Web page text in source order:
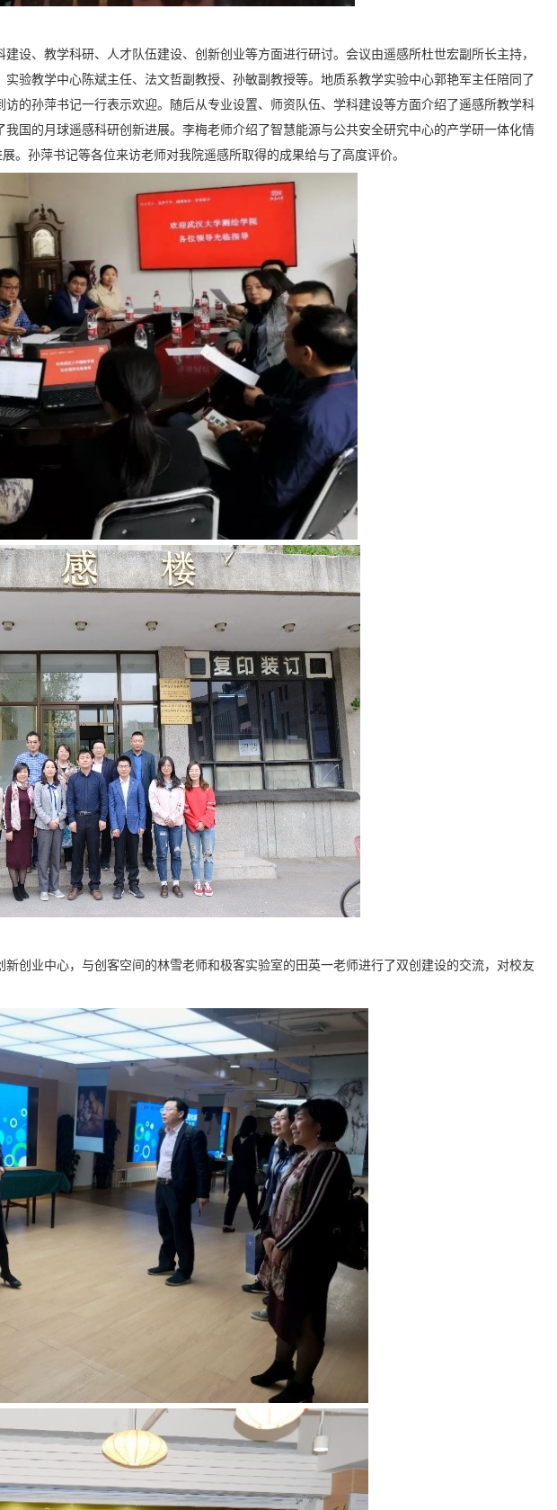
设、教学科研、人才队伍建设、创新创业等方面进行研讨。会议由遥感所杜世宏副所长主持，
验教学中心陈斌主任、法文哲副教授、孙敏副教授等。地质系教学实验中心郭艳军主任陪同了
的孙萍书记一行表示欢迎。随后从专业设置、师资队伍、学科建设等方面介绍了遥感所教学科
国的月球遥感科研创新进展。李梅老师介绍了智慧能源与公共安全研究中心的产学研一体化情
。孙萍书记等各位来访老师对我院遥感所取得的成果给与了高度评价。
创业中心，与创客空间的林雪老师和极客实验室的田英一老师进行了双创建设的交流，对校友